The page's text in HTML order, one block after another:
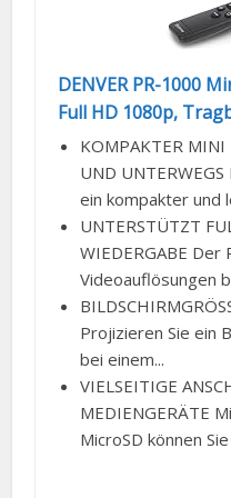
DENVER PR-1000
Full HD 1080p,
KOMPAKTER MINI
UND
ein kompakter und
UNTERSTÜTZT
WIEDERGABE
Videoauflösungen
Projizieren Sie ein
bei einem...
VIELSEITIGE
MEDIENGERÄTE
MicroSD können